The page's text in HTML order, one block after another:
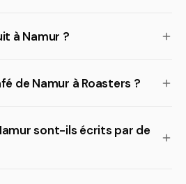
à Namur ?
de Namur à Roasters ?
sont-ils écrits par de